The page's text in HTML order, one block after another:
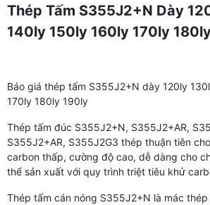
Thép Tấm S355J2+N Dày
140ly 150ly 160ly 170ly
Báo giá thép tấm S355J2+N dày 120ly
170ly 180ly 190ly
Thép tấm đúc S355J2+N, S355J2+AR,
S355J2+AR, S355J2G3 thép thuận tiên
carbon thấp, cường độ cao, dễ dàng cho
thể sản xuất với quy trình triệt tiêu khử
Thép tấm cán nóng S355J2+N là mác